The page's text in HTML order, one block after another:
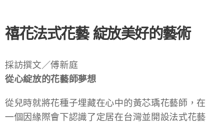
禧花法式花藝 綻放美好的藝術
採訪撰文／傅新庭
從心綻放的花藝師夢想
從兒時就將花種子埋藏在心中的黃芯瑀花藝師，在
一個因緣際會下認識了定居在台灣並開設法式花藝